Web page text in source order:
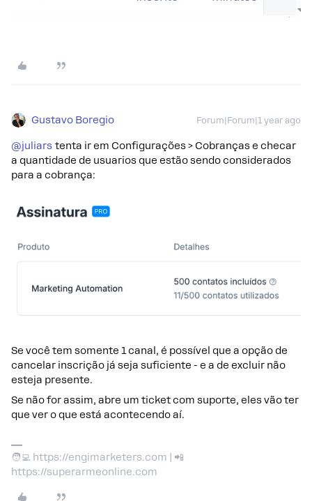
Gustavo Boregio Forum|Forum|1 year ago
@juliars tenta ir em Configurações > Cobranças e checar
a quantidade de usuarios que estão sendo considerados
para a cobrança:
Se você tem somente 1 canal, é possível que a opção de
cancelar inscrição já seja suficiente - e a de excluir não
esteja presente.
Se não for assim, abre um ticket com suporte, eles vão ter
que ver o que está acontecendo aí.
🧑‍💻 https://engimarketers.com | 📲
https://superarmeonline.com